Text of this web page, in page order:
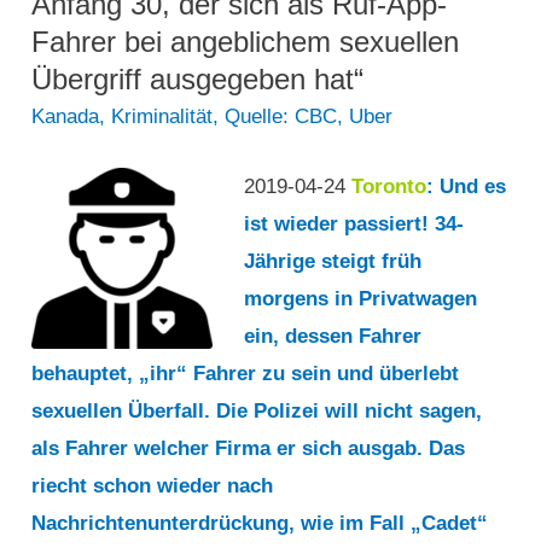
geht
weiter
Fahrer bei angeblichem sexuellen
Übergriff ausgegeben hat“
Kanada, Kriminalität,Quelle: CBC, Uber
2019-04-24 Toronto: Und es
ist wieder passiert! 34-
Jährige steigt früh
morgens in Privatwagen
ein, dessen Fahrer
behauptet, „ihr“ Fahrer zu sein und überlebt
sexuellen Überfall. Die Polizei will nicht sagen,
als Fahrer welcher Firma er sich ausgab. Das
riecht schon wieder nach
Nachrichtenunterdrückung, wie im Fall „Cadet“